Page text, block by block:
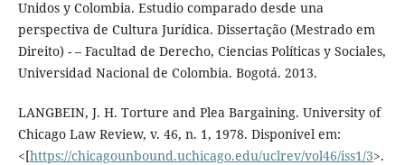
Unidos y Colombia. Estudio comparado desde una
perspectiva de Cultura Jurídica. Dissertação (Mestrado em
Direito) - – Facultad de Derecho, Ciencias Políticas y Sociales,
Universidad Nacional de Colombia. Bogotá. 2013.
LANGBEIN, J. H. Torture and Plea Bargaining. University of
Chicago Law Review, v. 46, n. 1, 1978. Disponivel em:
<[https://chicagounbound.uchicago.edu/uclrev/vol46/iss1/3>.